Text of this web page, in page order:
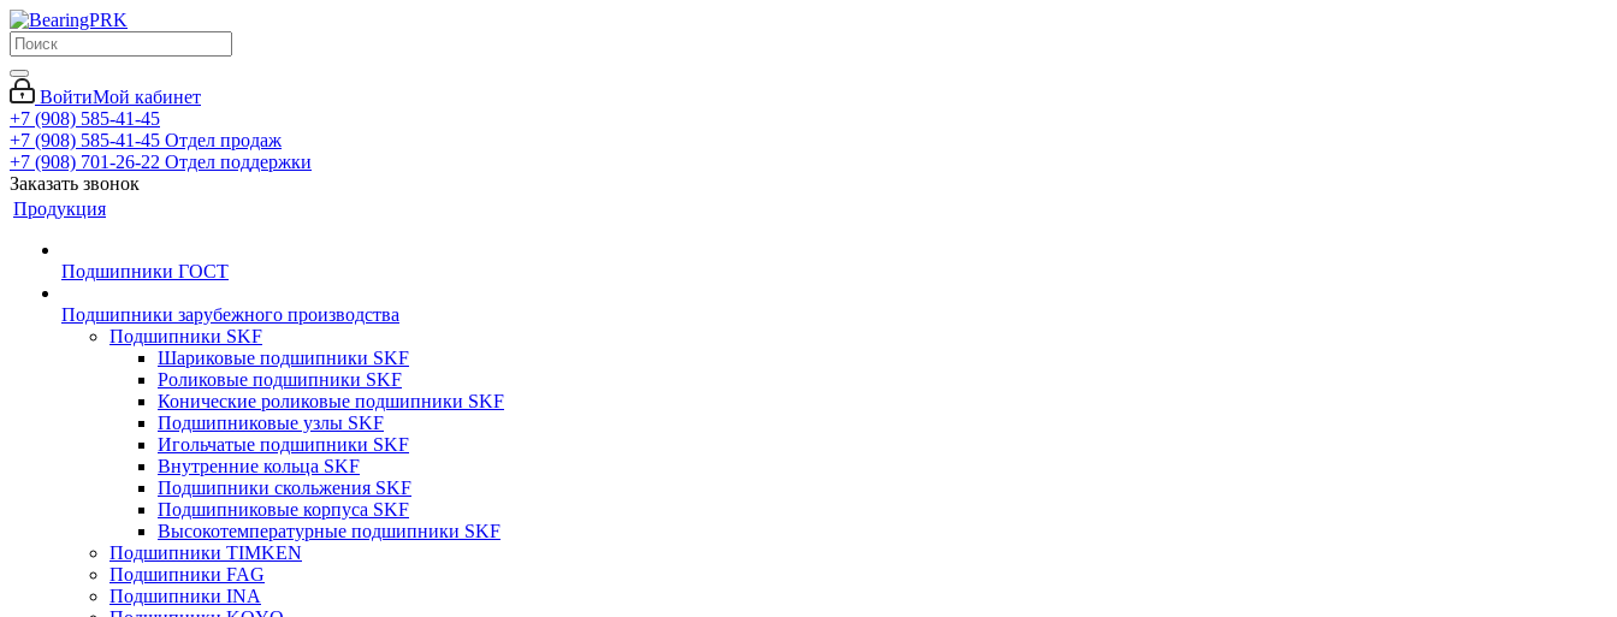
ВойтиМой кабинет
+7 (908) 585-41-45
+7 (908) 585-41-45 Отдел продаж
+7 (908) 701-26-22 Отдел поддержки
Заказать звонок
Продукция
Подшипники ГОСТ
Подшипники зарубежного производства
Подшипники SKF
Шариковые подшипники SKF
Роликовые подшипники SKF
Конические роликовые подшипники SKF
Подшипниковые узлы SKF
Игольчатые подшипники SKF
Внутренние кольца SKF
Подшипники скольжения SKF
Подшипниковые корпуса SKF
Высокотемпературные подшипники SKF
Подшипники TIMKEN
Подшипники FAG
Подшипники INA